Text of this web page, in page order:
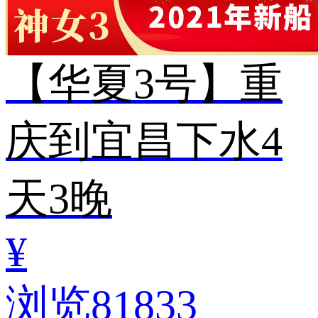
【华夏3号】重
庆到宜昌下水4
天3晚
¥
浏览81833